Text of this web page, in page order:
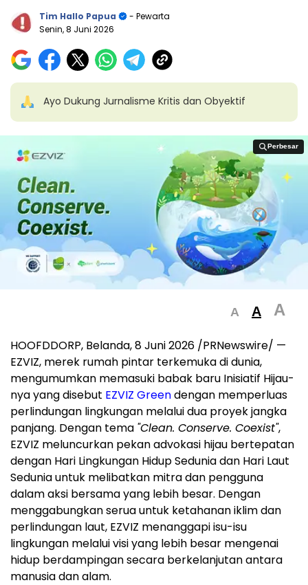
Tim Hallo Papua
- Pewarta
Senin, 8 Juni 2026
Ayo Dukung Jurnalisme Kritis dan Obyektif
Perbesar
Perbesar
A A A
HOOFDDORP, Belanda, 8 Juni 2026 /PRNewswire/ —
EZVIZ, merek rumah pintar terkemuka di dunia,
mengumumkan memasuki babak baru Inisiatif Hijau-
nya yang disebut EZVIZ Greendengan memperluas
perlindungan lingkungan melalui dua proyek jangka
panjang. Dengan tema "Clean. Conserve. Coexist",
EZVIZ meluncurkan pekan advokasi hijau bertepatan
dengan Hari Lingkungan Hidup Sedunia dan Hari Laut
Sedunia untuk melibatkan mitra dan pengguna
dalam aksi bersama yang lebih besar. Dengan
menggabungkan serua untuk ketahanan iklim dan
perlindungan laut, EZVIZ menanggapi isu-isu
lingkungan melalui visi yang lebih besar mengenai
hidup berdampingan secara berkelanjutan antara
manusia dan alam.